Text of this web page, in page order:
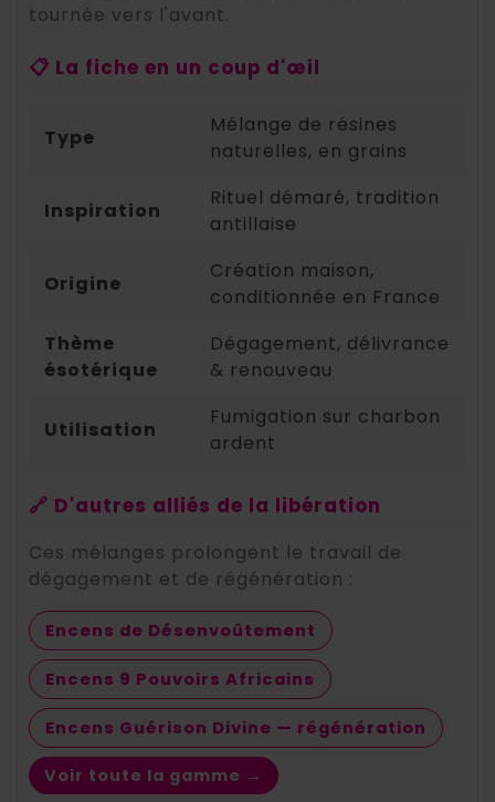
tournée vers l'avant.
📋 La fiche en un coup d'œil
Type
Mélange de résines
naturelles, en grains
Inspiration
Rituel démaré, tradition
antillaise
Origine
Création maison,
conditionnée en France
Thème
ésotérique
Dégagement, délivrance
& renouveau
Utilisation
Fumigation sur charbon
ardent
🔗 D'autres alliés de la libération
Ces mélanges prolongent le travail de
dégagement et de régénération :
Encens de Désenvoûtement
Encens 9 Pouvoirs Africains
Encens Guérison Divine — régénération
Voir toute la gamme →